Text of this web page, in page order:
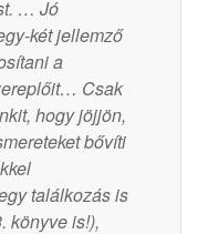
… Jó
két jellemző
a
Csak
hogy jöjjön,
bővíti
találkozás is
könyve is!),